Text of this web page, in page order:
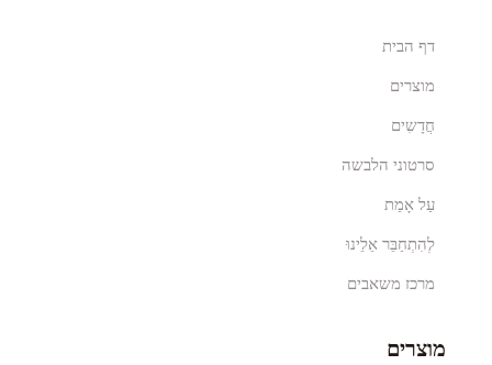
דף הבית
מוצרים
חֲדָשִים
סרטוני הלבשה
עַל אָמַת
לְהִתְחַבֵּר אֵלֵינוּ
מרכז משאבים
מוצרים